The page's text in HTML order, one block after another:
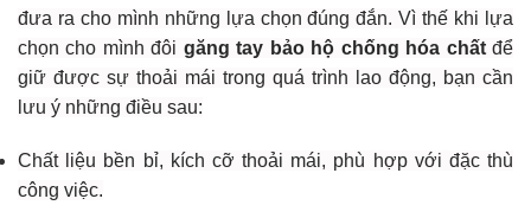
đưa ra cho mình những lựa chọn đúng đắn. Vì thế khi lựa
chọn cho mình đôi găng tay bảo hộ chống hóa chấtđể
giữ được sự thoải mái trong quá trình lao động, bạn cần
lưu ý những điều sau:
Chất liệu bền bỉ, kích cỡ thoải mái, phù hợp với đặc thù
công việc.